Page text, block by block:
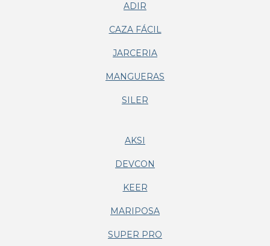
ADIR
CAZA FÁCIL
JARCERIA
MANGUERAS
SILER
AKSI
DEVCON
KEER
MARIPOSA
SUPER PRO